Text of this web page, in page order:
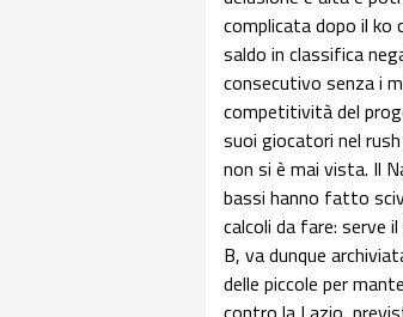
complicata dopo il ko
saldo in classifica
consecutivo senza i
competitività del
suoi giocatori nel
non si è mai vista. Il
bassi hanno fatto
calcoli da fare: serve
B, va dunque
delle piccole per